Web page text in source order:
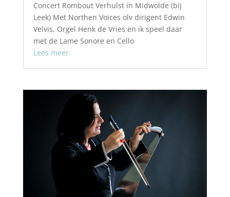
Concert Rombout Verhulst in Midwolde (bij
Leek) Met Northen Voices olv dirigent Edwin
Velvis, Orgel Henk de Vries en ik speel daar
met de Lame Sonore en Cello
Lees meer